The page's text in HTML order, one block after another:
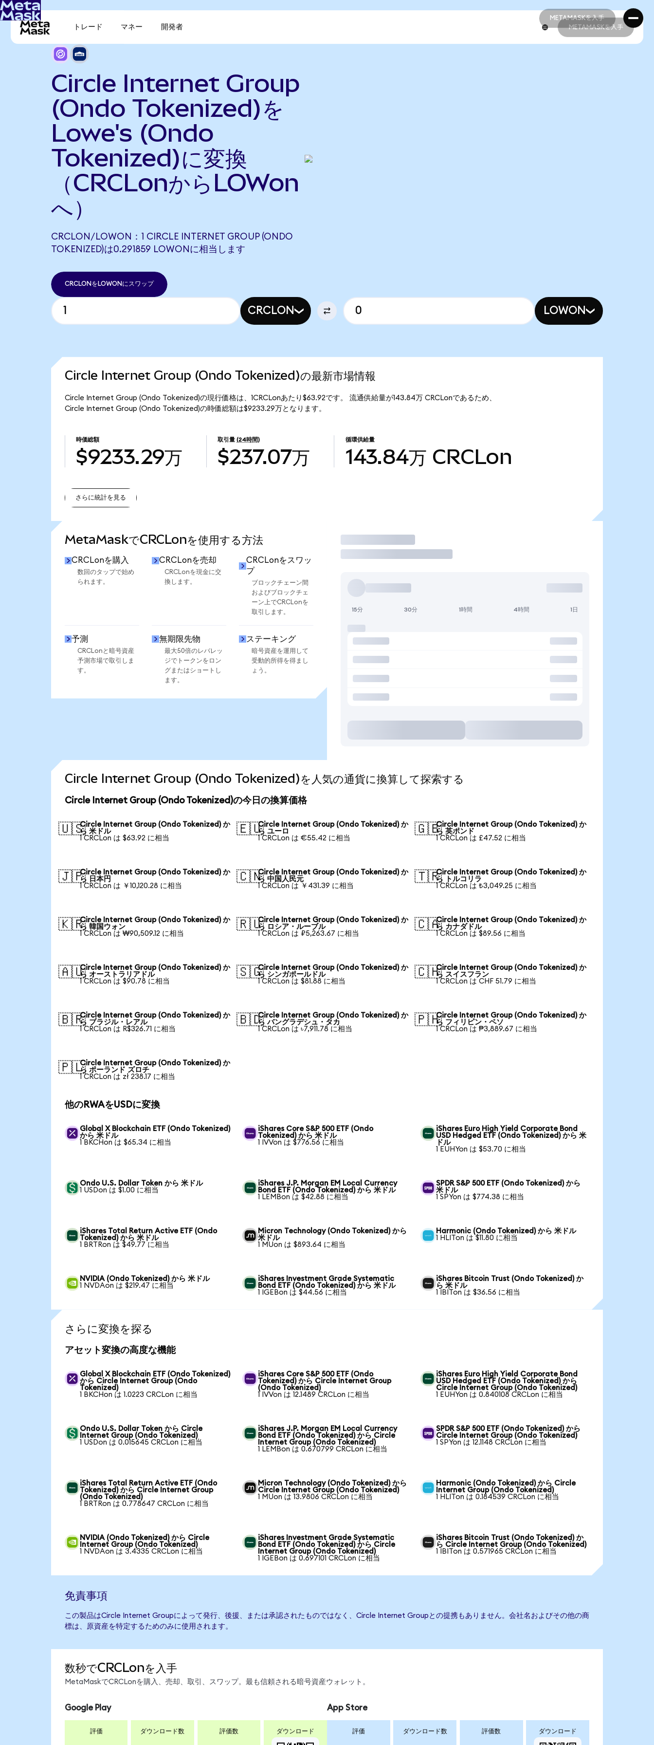
METAMASKを入手
METAMASKを入手
トレード マネー 開発者 METAMASKを入手
Circle Internet Group
(Ondo Tokenized)を
Lowe's (Ondo
Tokenized)に変換
（CRCLonからLOWon
へ）
CRCLON/LOWON：1 CIRCLE INTERNET GROUP (ONDO
TOKENIZED)は0.291859 LOWONに相当します
CRCLONをLOWONにスワップ
CRCLON LOWON
Circle Internet Group (Ondo Tokenized)の最新市場情報
Circle Internet Group (Ondo Tokenized)の現行価格は、1CRCLonあたり$63.92です。 流通供給量が143.84万 CRCLonであるため、
Circle Internet Group (Ondo Tokenized)の時価総額は$9233.29万となります。
時価総額
$9233.29万
取引量 (24時間)
$237.07万
循環供給量
143.84万 CRCLon
さらに統計を見る
MetaMaskでCRCLonを使用する方法
CRCLonを購入
数回のタップで始め
られます。
CRCLonを売却
CRCLonを現金に交
換します。
CRCLonをスワッ
プ
ブロックチェーン間
およびブロックチェ
ーン上でCRCLonを
取引します。
予測
CRCLonと暗号資産
予測市場で取引しま
す。
無期限先物
最大50倍のレバレッ
ジでトークンをロン
グまたはショートし
ます。
ステーキング
暗号資産を運用して
受動的所得を得まし
ょう。
取引
15分 30分 1時間 4時間 1日
Circle Internet Group (Ondo Tokenized)を人気の通貨に換算して探索する
Circle Internet Group (Ondo Tokenized)の今日の換算価格
🇺🇸Circle Internet Group (Ondo Tokenized) か
ら 米ドル
1 CRCLon は $63.92 に相当
🇪🇺Circle Internet Group (Ondo Tokenized) か
ら ユーロ
1 CRCLon は €55.42 に相当
🇬🇧Circle Internet Group (Ondo Tokenized) か
ら 英ポンド
1 CRCLon は £47.52 に相当
🇯🇵Circle Internet Group (Ondo Tokenized) か
ら 日本円
1 CRCLon は ￥10,120.28 に相当
🇨🇳Circle Internet Group (Ondo Tokenized) か
ら 中国人民元
1 CRCLon は ￥431.39 に相当
🇹🇷Circle Internet Group (Ondo Tokenized) か
ら トルコリラ
1 CRCLon は ₺3,049.25 に相当
🇰🇷Circle Internet Group (Ondo Tokenized) か
ら 韓国ウォン
1 CRCLon は ₩90,509.12 に相当
🇷🇺Circle Internet Group (Ondo Tokenized) か
ら ロシア・ルーブル
1 CRCLon は ₽5,263.67 に相当
🇨🇦Circle Internet Group (Ondo Tokenized) か
ら カナダドル
1 CRCLon は $89.56 に相当
🇦🇺Circle Internet Group (Ondo Tokenized) か
ら オーストラリアドル
1 CRCLon は $90.78 に相当
🇸🇬Circle Internet Group (Ondo Tokenized) か
ら シンガポールドル
1 CRCLon は $81.88 に相当
🇨🇭Circle Internet Group (Ondo Tokenized) か
ら スイスフラン
1 CRCLon は CHF 51.79 に相当
🇧🇷Circle Internet Group (Ondo Tokenized) か
ら ブラジル・レアル
1 CRCLon は R$326.71 に相当
🇧🇩Circle Internet Group (Ondo Tokenized) か
ら バングラデシュ・タカ
1 CRCLon は ৳7,911.78 に相当
🇵🇭Circle Internet Group (Ondo Tokenized) か
ら フィリピン・ペソ
1 CRCLon は ₱3,889.67 に相当
🇵🇱Circle Internet Group (Ondo Tokenized) か
ら ポーランド ズロチ
1 CRCLon は zł 238.17 に相当
他のRWAをUSDに変換
Global X Blockchain ETF (Ondo Tokenized)
から 米ドル
1 BKCHon は $65.34 に相当
iShares Core S&P 500 ETF (Ondo
Tokenized) から 米ドル
1 IVVon は $776.56 に相当
iShares Euro High Yield Corporate Bond
USD Hedged ETF (Ondo Tokenized) から 米
ドル
1 EUHYon は $53.70 に相当
Ondo U.S. Dollar Token から 米ドル
1 USDon は $1.00 に相当
iShares J.P. Morgan EM Local Currency
Bond ETF (Ondo Tokenized) から 米ドル
1 LEMBon は $42.88 に相当
SPDR S&P 500 ETF (Ondo Tokenized) から
米ドル
1 SPYon は $774.38 に相当
iShares Total Return Active ETF (Ondo
Tokenized) から 米ドル
1 BRTRon は $49.77 に相当
Micron Technology (Ondo Tokenized) から
米ドル
1 MUon は $893.64 に相当
Harmonic (Ondo Tokenized) から 米ドル
1 HLITon は $11.80 に相当
NVIDIA (Ondo Tokenized) から 米ドル
1 NVDAon は $219.47 に相当
iShares Investment Grade Systematic
Bond ETF (Ondo Tokenized) から 米ドル
1 IGEBon は $44.56 に相当
iShares Bitcoin Trust (Ondo Tokenized) か
ら 米ドル
1 IBITon は $36.56 に相当
さらに変換を探る
アセット変換の高度な機能
Global X Blockchain ETF (Ondo Tokenized)
から Circle Internet Group (Ondo
Tokenized)
1 BKCHon は 1.0223 CRCLon に相当
iShares Core S&P 500 ETF (Ondo
Tokenized) から Circle Internet Group
(Ondo Tokenized)
1 IVVon は 12.1489 CRCLon に相当
iShares Euro High Yield Corporate Bond
USD Hedged ETF (Ondo Tokenized) から
Circle Internet Group (Ondo Tokenized)
1 EUHYon は 0.840108 CRCLon に相当
Ondo U.S. Dollar Token から Circle
Internet Group (Ondo Tokenized)
1 USDon は 0.015645 CRCLon に相当
iShares J.P. Morgan EM Local Currency
Bond ETF (Ondo Tokenized) から Circle
Internet Group (Ondo Tokenized)
1 LEMBon は 0.670799 CRCLon に相当
SPDR S&P 500 ETF (Ondo Tokenized) から
Circle Internet Group (Ondo Tokenized)
1 SPYon は 12.1148 CRCLon に相当
iShares Total Return Active ETF (Ondo
Tokenized) から Circle Internet Group
(Ondo Tokenized)
1 BRTRon は 0.778647 CRCLon に相当
Micron Technology (Ondo Tokenized) から
Circle Internet Group (Ondo Tokenized)
1 MUon は 13.9806 CRCLon に相当
Harmonic (Ondo Tokenized) から Circle
Internet Group (Ondo Tokenized)
1 HLITon は 0.184539 CRCLon に相当
NVIDIA (Ondo Tokenized) から Circle
Internet Group (Ondo Tokenized)
1 NVDAon は 3.4335 CRCLon に相当
iShares Investment Grade Systematic
Bond ETF (Ondo Tokenized) から Circle
Internet Group (Ondo Tokenized)
1 IGEBon は 0.697101 CRCLon に相当
iShares Bitcoin Trust (Ondo Tokenized) か
ら Circle Internet Group (Ondo Tokenized)
1 IBITon は 0.571965 CRCLon に相当
免責事項
この製品はCircle Internet Groupによって発行、後援、または承認されたものではなく、Circle Internet Groupとの提携もありません。会社名およびその他の商
標は、原資産を特定するためのみに使用されます。
数秒でCRCLonを入手
MetaMaskでCRCLonを購入、売却、取引、スワップ。最も信頼される暗号資産ウォレット。
Google Play
評価 ダウンロード数 評価数 ダウンロード
App Store
評価 ダウンロード数 評価数 ダウンロード